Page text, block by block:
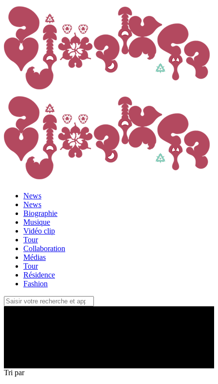
News
News
Biographie
Musique
Vidéo clip
Tour
Collaboration
Médias
Tour
Résidence
Fashion
Tri par